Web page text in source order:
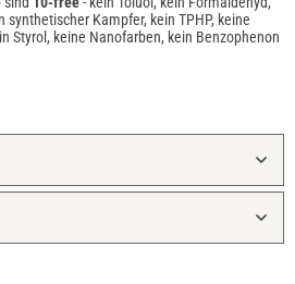
Kampfer, kein TPHP, keine
Styrol, keine Nanofarben, kein Benzophenon